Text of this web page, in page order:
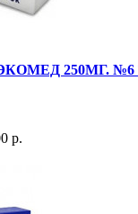
250МГ. №6
р.